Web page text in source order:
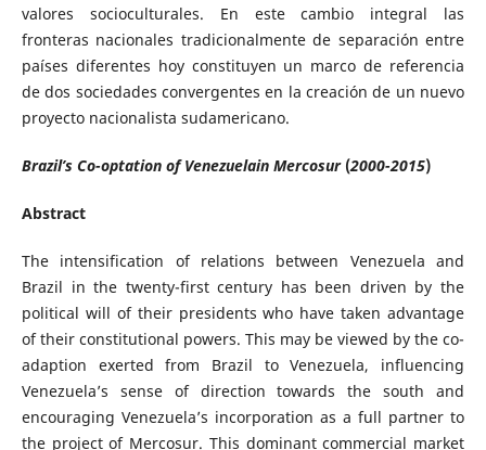
valores socioculturales. En este cambio integral las
fronteras nacionales tradicionalmente de separación entre
países diferentes hoy constituyen un marco de referencia
de dos sociedades convergentes en la creación de un nuevo
proyecto nacionalista sudamericano.
Brazil’s Co-optation of Venezuelain Mercosur (2000-2015)
Abstract
The intensification of relations between Venezuela and
Brazil in the twenty-first century has been driven by the
political will of their presidents who have taken advantage
of their constitutional powers. This may be viewed by the co-
adaption exerted from Brazil to Venezuela, influencing
Venezuela’s sense of direction towards the south and
encouraging Venezuela’s incorporation as a full partner to
the project of Mercosur. This dominant commercial market